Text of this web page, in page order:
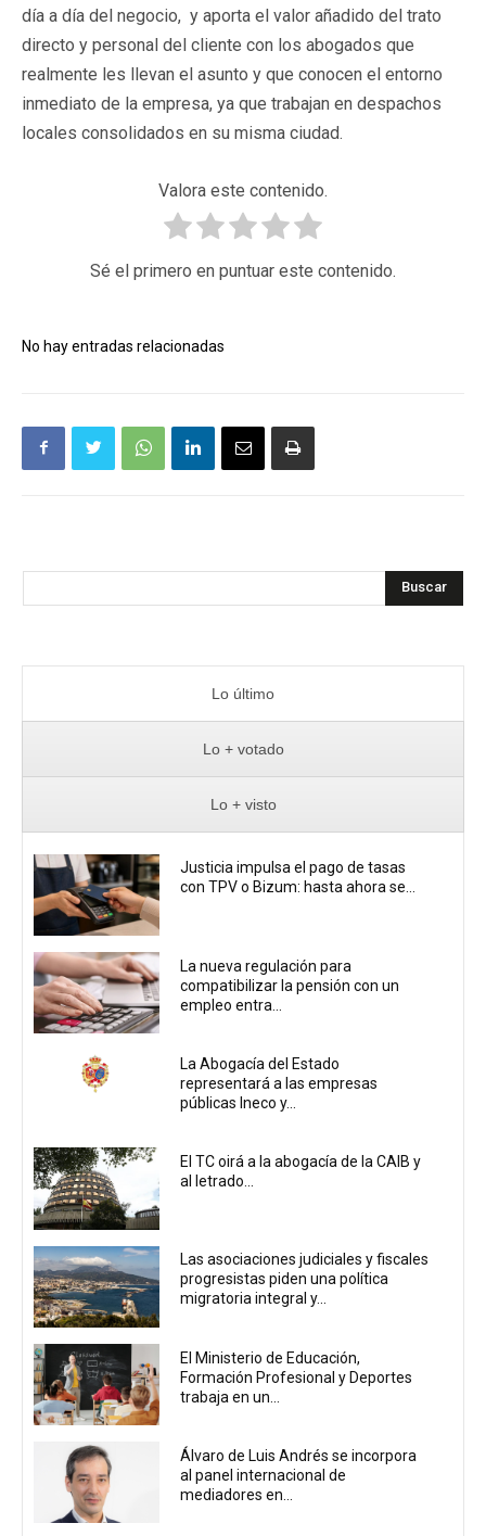
día a día del negocio, y aporta el valor añadido del trato
directo y personal del cliente con los abogados que
realmente les llevan el asunto y que conocen el entorno
inmediato de la empresa, ya que trabajan en despachos
locales consolidados en su misma ciudad.
Valora este contenido.
Sé el primero en puntuar este contenido.
No hay entradas relacionadas
Buscar
Lo último
Lo + votado
Lo + visto
Justicia impulsa el pago de tasas
con TPV o Bizum: hasta ahora se...
La nueva regulación para
compatibilizar la pensión con un
empleo entra...
La Abogacía del Estado
representará a las empresas
públicas Ineco y...
El TC oirá a la abogacía de la CAIB y
al letrado...
Las asociaciones judiciales y fiscales
progresistas piden una política
migratoria integral y...
El Ministerio de Educación,
Formación Profesional y Deportes
trabaja en un...
Álvaro de Luis Andrés se incorpora
al panel internacional de
mediadores en...